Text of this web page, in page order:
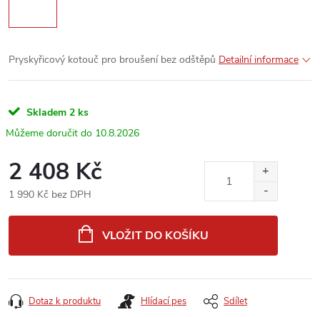
Pryskyřicový kotouč pro broušení bez odštěpů Detailní informace
Skladem 2 ks
10.8.2026
2 408 Kč
1 990 Kč bez DPH
VLOŽIT DO KOŠÍKU
Dotaz k produktu Hlídací pes Sdílet